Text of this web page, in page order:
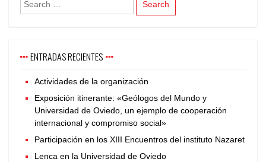
ENTRADAS RECIENTES
Actividades de la organización
Exposición itinerante: «Geólogos del Mundo y
Universidad de Oviedo, un ejemplo de cooperación
internacional y compromiso social»
Participación en los XIII Encuentros del instituto Nazaret
Lenca en la Universidad de Oviedo